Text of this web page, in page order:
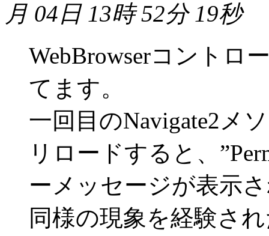
月 04日 13時 52分 19秒
WebBrowserコントロ
てます。
一回目のNavigate2メ
リロードすると、
ーメッセージが表示
同様の現象を経験さ